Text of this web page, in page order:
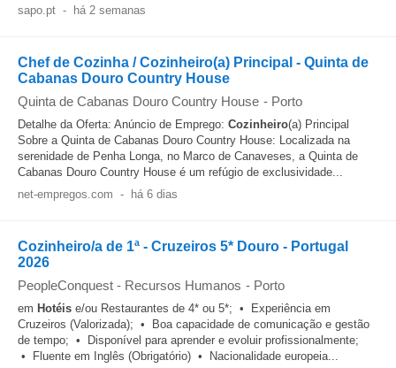
sapo.pt - há 2 semanas
Chef de Cozinha / Cozinheiro(a) Principal - Quinta de
Cabanas Douro Country House
Quinta de Cabanas Douro Country House - Porto
Detalhe da Oferta: Anúncio de Emprego: Cozinheiro(a) Principal
Sobre a Quinta de Cabanas Douro Country House: Localizada na
serenidade de Penha Longa, no Marco de Canaveses, a Quinta de
Cabanas Douro Country House é um refúgio de exclusividade...
net-empregos.com - há 6 dias
Cozinheiro/a de 1ª - Cruzeiros 5* Douro - Portugal
2026
PeopleConquest - Recursos Humanos - Porto
em Hotéis e/ou Restaurantes de 4* ou 5*; • Experiência em
Cruzeiros (Valorizada); • Boa capacidade de comunicação e gestão
de tempo; • Disponível para aprender e evoluir profissionalmente;
• Fluente em Inglês (Obrigatório) • Nacionalidade europeia...